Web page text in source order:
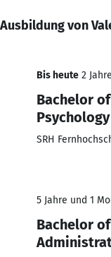
Ausbildung von
Bis heute 2
Bachelor
Psychology
SRH
5 Jahre und 1
Bachelor